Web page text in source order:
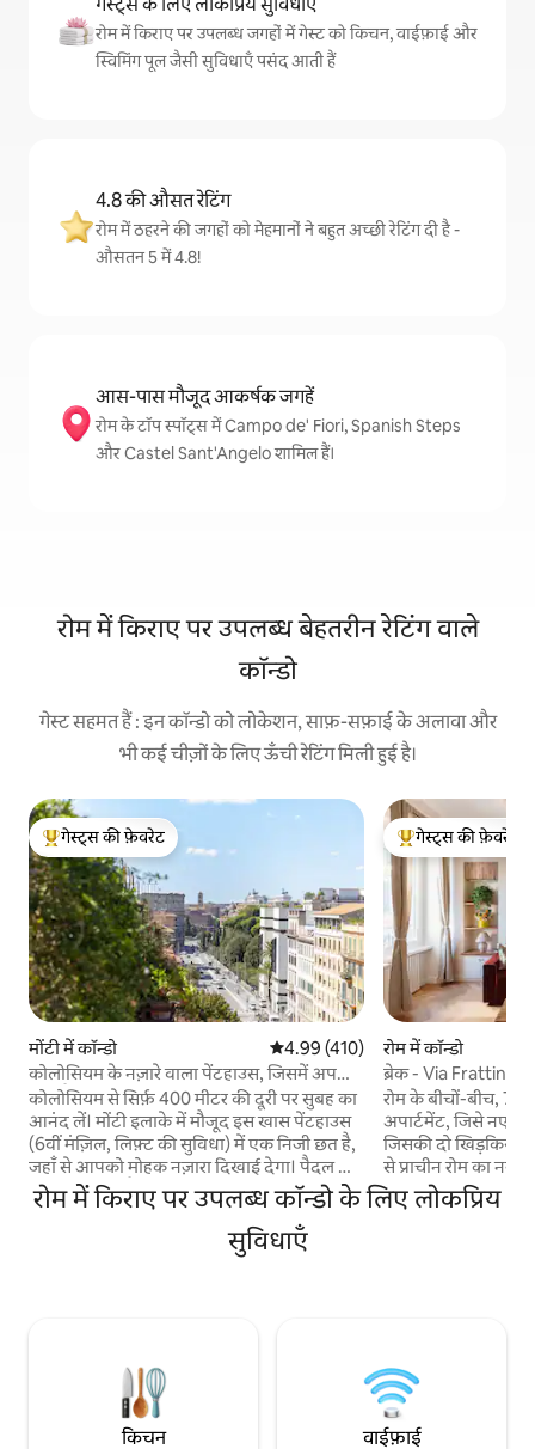
रोम में किराए पर उपलब्ध जगहों में गेस्ट को किचन, वाईफ़ाई और
स्विमिंग पूल जैसी सुविधाएँ पसंद आती हैं
4.8 की औसत रेटिंग
रोम में ठहरने की जगहों को मेहमानों ने बहुत अच्छी रेटिंग दी है -
औसतन 5 में 4.8!
आस-पास मौजूद आकर्षक जगहें
रोम के टॉप स्पॉट्स में Campo de' Fiori, Spanish Steps
और Castel Sant'Angelo शामिल हैं।
रोम में किराए पर उपलब्ध बेहतरीन रेटिंग वाले
कॉन्डो
गेस्ट सहमत हैं : इन कॉन्डो को लोकेशन, साफ़-सफ़ाई के अलावा और
भी कई चीज़ों के लिए ऊँची रेटिंग मिली हुई है।
गेस्ट्स का टॉप फ़ेवरेट
गेस्ट्स की फ़ेवरेट
मोंटी में कॉन्डो औसत रेटिंग 5 में से 4.99, 410 समीक्षाएँ
4.99 (410)
कोलोसियम के नज़ारे वाला पेंटहाउस, जिसमें अपनी
टेरेस है - मोंटी
कोलोसियम से सिर्फ़ 400 मीटर की दूरी पर सुबह का
आनंद लें। मोंटी इलाके में मौजूद इस खास पेंटहाउस
(6वीं मंज़िल, लिफ़्ट की सुविधा) में एक निजी छत है,
जहाँ से आपको मोहक नज़ारा दिखाई देगा। पैदल ही
प्राचीन रोम की सैर करें या ठीक बाहर से बस लेकर 15
मिनट में ट्रेवी, पैंथियॉन, स्पैनिश स्टेप्स और नावोना
पहुँचें। वेटिकन मेट्रो से सिर्फ़ 35 मिनट की दूरी पर है।
यह कपल्स और परिवारों के लिए बिल्कुल सही है और
गेस्ट्स का टॉप फ़ेवरेट
गेस्ट्स की फ़ेवरेट
रोम में कॉन्डो
ब्रेक - Via Frattina
रोम के बीचों-बीच, 75
अपार्टमेंट, जिसे नए
जिसकी दो खिड़कियाँ
से प्राचीन रोम का
बीचों-बीच, विया
फ़ोंटाना डि ट्रेवी से
रोम में किराए पर उपलब्ध कॉन्डो के लिए लोकप्रिय
सुविधाएँ
किचन वाईफ़ाई